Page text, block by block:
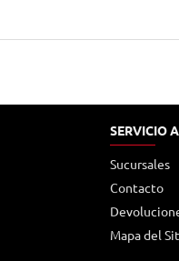
SERVICIO
Sucursales
Contacto
Mapa del